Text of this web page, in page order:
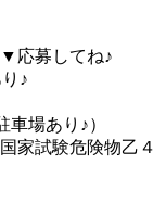
応募してね♪
♪
場あり♪）
家試験危険物乙４